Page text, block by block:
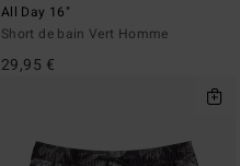
All Day 16"
Short de bain Vert Homme
29,95 €